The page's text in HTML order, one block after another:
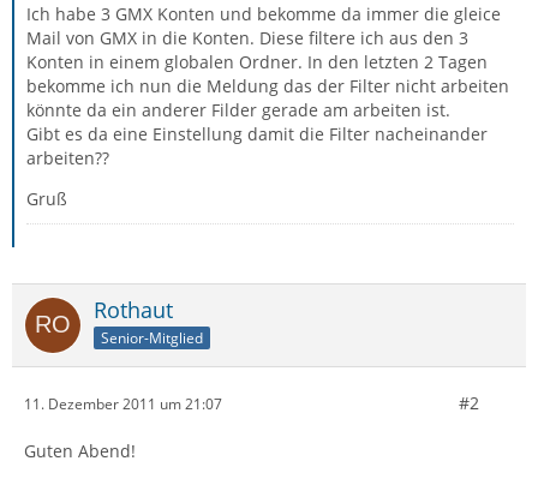
Ich habe 3 GMX Konten und bekomme da immer die gleice
Mail von GMX in die Konten. Diese filtere ich aus den 3
Konten in einem globalen Ordner. In den letzten 2 Tagen
bekomme ich nun die Meldung das der Filter nicht arbeiten
könnte da ein anderer Filder gerade am arbeiten ist.
Gibt es da eine Einstellung damit die Filter nacheinander
arbeiten??
Gruß
Rothaut
Senior-Mitglied
11. Dezember 2011 um 21:07 #2
Guten Abend!